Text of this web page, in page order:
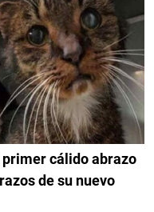
cálido abrazo
de su nuevo